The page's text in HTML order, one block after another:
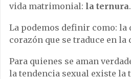
vida matrimonial: la ternura.
La podemos definir como: la
corazón que se traduce en la
Para quienes se aman
la tendencia sexual existe la